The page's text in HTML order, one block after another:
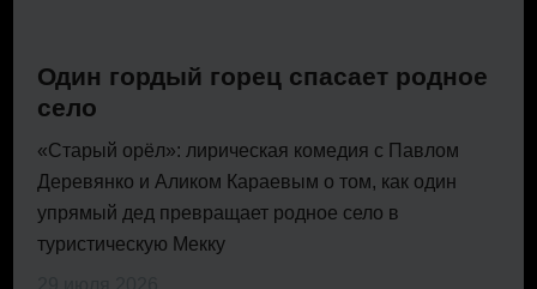
Один гордый горец спасает родное
село
«Старый орёл»: лирическая комедия с Павлом
Деревянко и Аликом Караевым о том, как один
упрямый дед превращает родное село в
туристическую Мекку